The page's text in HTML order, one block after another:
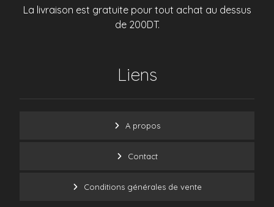
La livraison est gratuite pour tout achat au dessus
de 200DT.
Liens
A propos
Contact
Conditions générales de vente